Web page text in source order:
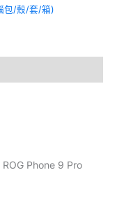
包/殼/套/箱)
Phone 9 Pro